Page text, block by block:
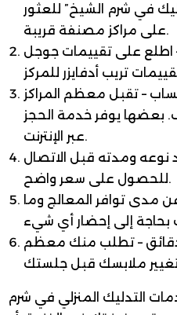
في شرم الشيخ” للعثور
على مراكز مصنفة قريبة.
على تقييمات جوجل
– تقبل معظم المراكز
بعضها يوفر خدمة الحجز
عبر الإنترنت.
نوعه ومدته قبل الاتصال
للحصول على سعر واضح.
مدى توافر المعالج وما
– تطلب منك معظم
التدليك المنزلي في شرم